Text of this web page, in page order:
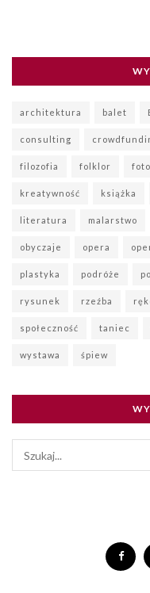
architektura balet
consulting
filozofia folklor
kreatywność książka
literatura malarstwo
obyczaje opera
plastyka podróże
rysunek rzeźba
społeczność taniec
wystawa śpiew